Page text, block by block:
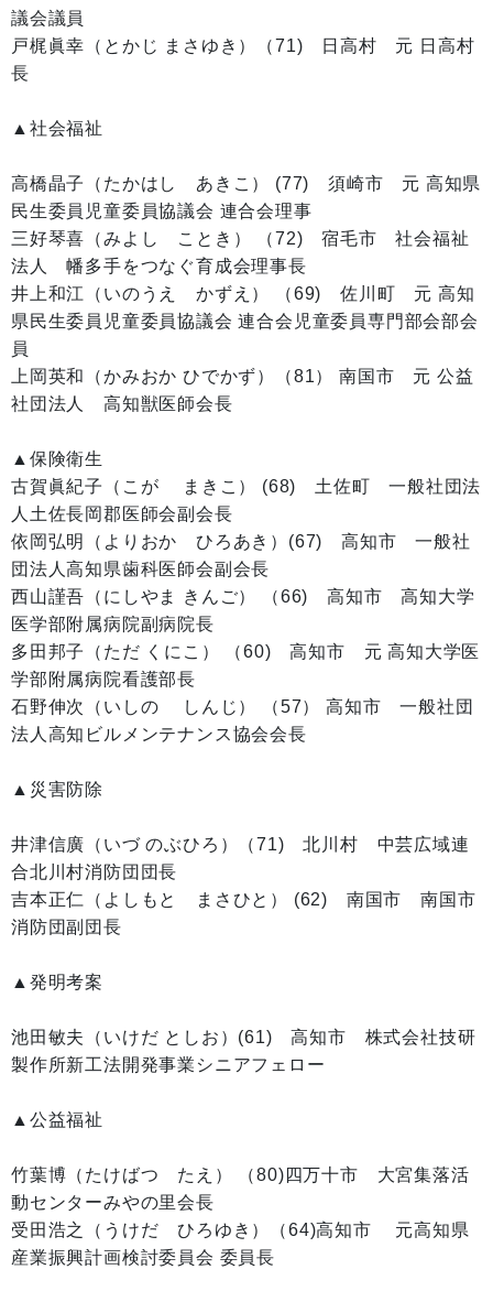
議会議員
戸梶眞幸（とかじ まさゆき）（71) 日高村 元 日高村
長
▲社会福祉
高橋晶子（たかはし あきこ） (77) 須崎市 元 高知県
民生委員児童委員協議会 連合会理事
三好琴喜（みよし ことき） （72) 宿毛市 社会福祉
法人 幡多手をつなぐ育成会理事長
井上和江（いのうえ かずえ） （69) 佐川町 元 高知
県民生委員児童委員協議会 連合会児童委員専門部会部会
員
上岡英和（かみおか ひでかず）（81） 南国市 元 公益
社団法人 高知獣医師会長
▲保険衛生
古賀眞紀子（こが まきこ） (68) 土佐町 一般社団法
人土佐長岡郡医師会副会長
依岡弘明（よりおか ひろあき）(67) 高知市 一般社
団法人高知県歯科医師会副会長
西山謹吾（にしやま きんご） （66) 高知市 高知大学
医学部附属病院副病院長
多田邦子（ただ くにこ） （60) 高知市 元 高知大学医
学部附属病院看護部長
石野伸次（いしの しんじ） （57） 高知市 一般社団
法人高知ビルメンテナンス協会会長
▲災害防除
井津信廣（いづ のぶひろ）（71) 北川村 中芸広域連
合北川村消防団団長
吉本正仁（よしもと まさひと） (62) 南国市 南国市
消防団副団長
▲発明考案
池田敏夫（いけだ としお）(61) 高知市 株式会社技研
製作所新工法開発事業シニアフェロー
▲公益福祉
竹葉博（たけばつ たえ） （80)四万十市 大宮集落活
動センターみやの里会長
受田浩之（うけだ ひろゆき）（64)高知市 元高知県
産業振興計画検討委員会 委員長